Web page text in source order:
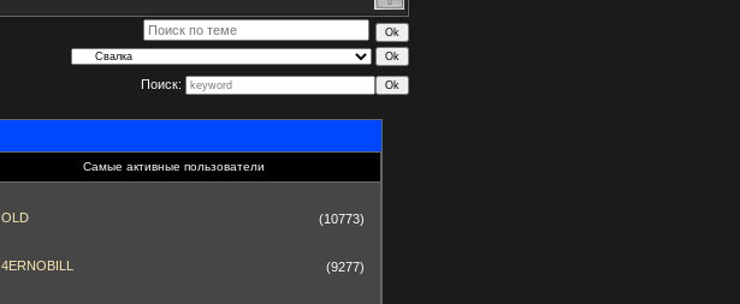
Поиск:
Самые активные пользователи
OLD (10773)
4ERNOBILL (9277)